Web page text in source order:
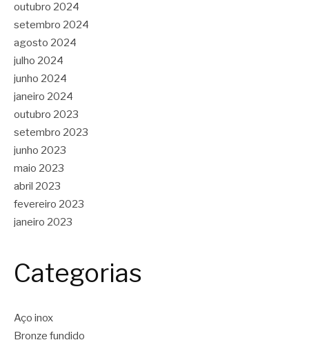
outubro 2024
setembro 2024
agosto 2024
julho 2024
junho 2024
janeiro 2024
outubro 2023
setembro 2023
junho 2023
maio 2023
abril 2023
fevereiro 2023
janeiro 2023
Categorias
Aço inox
Bronze fundido